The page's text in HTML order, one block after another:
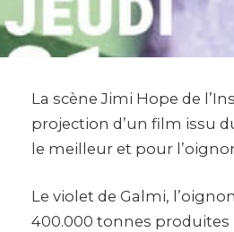
La scène Jimi Hope de
projection d’un film issu
le meilleur et pour
Le violet de Galmi,
400.000 tonnes